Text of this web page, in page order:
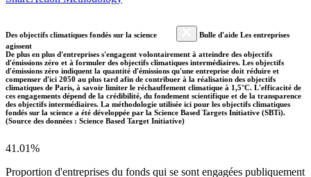
Des objectifs climatiques fondés sur la science
Bulle d'aide Les entreprises
agissent
De plus en plus d'entreprises s'engagent volontairement à atteindre des objectifs
d'émissions zéro et à formuler des objectifs climatiques intermédiaires. Les objectifs
d'émissions zéro indiquent la quantité d'émissions qu'une entreprise doit réduire et
compenser d'ici 2050 au plus tard afin de contribuer à la réalisation des objectifs
climatiques de Paris, à savoir limiter le réchauffement climatique à 1,5°C. L'efficacité de
ces engagements dépend de la crédibilité, du fondement scientifique et de la transparence
des objectifs intermédiaires. La méthodologie utilisée ici pour les objectifs climatiques
fondés sur la science a été développée par la Science Based Targets Initiative (SBTi).
(Source des données : Science Based Target Initiative)
41.01%
Proportion d'entreprises du fonds qui se sont engagées publiquement